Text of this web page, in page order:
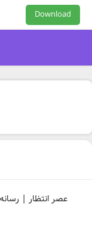
Download
عصر انتظار |